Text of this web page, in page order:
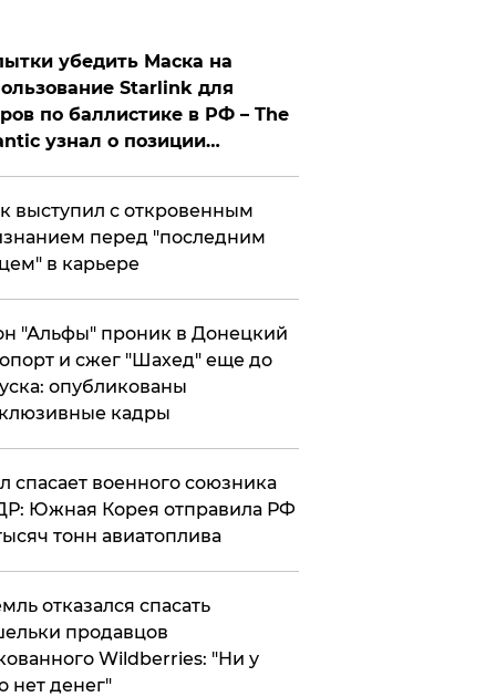
убедить Маска на
Starlink для
по баллистике в РФ – The
узнал о позиции
выступил с откровенным
перед "последним
в карьере
"Альфы" проник в Донецкий
и сжег "Шахед" еще до
опубликованы
кадры
спасает военного союзника
Южная Корея отправила РФ
тонн авиатоплива
отказался спасать
продавцов
Wildberries: "Ни у
нет денег"